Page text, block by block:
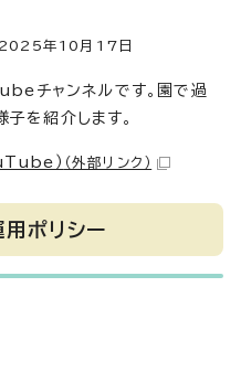
年10月17日
チャンネルです。園で過
を紹介します。
） （外部リンク）
ポリシー